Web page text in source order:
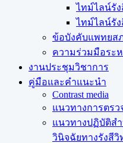
ไทม์ไลน์รั
ไทม์ไลน์รั
ข้อบังคับแพทยส
ความร่วมมือระ
งานประชุมวิชาการ
คู่มือและคำแนะนำ
Contrast media
แนวทางการตรว
แนวทางปฏิบัติส
วินิจฉัยทางรังสีวิ